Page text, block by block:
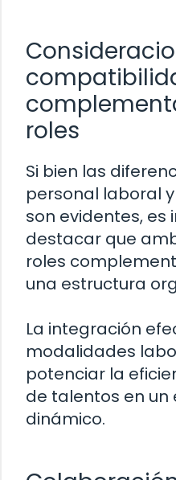
roles
Si bien las
personal laboral
son evidentes,
destacar que
roles
una estructura
La integración
modalidades
potenciar la
de talentos en
dinámico.